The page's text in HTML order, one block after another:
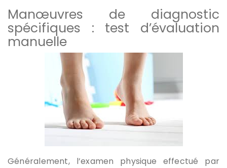
Manœuvres de diagnostic
spécifiques : test d’évaluation
manuelle
Généralement, l’examen physique effectué par